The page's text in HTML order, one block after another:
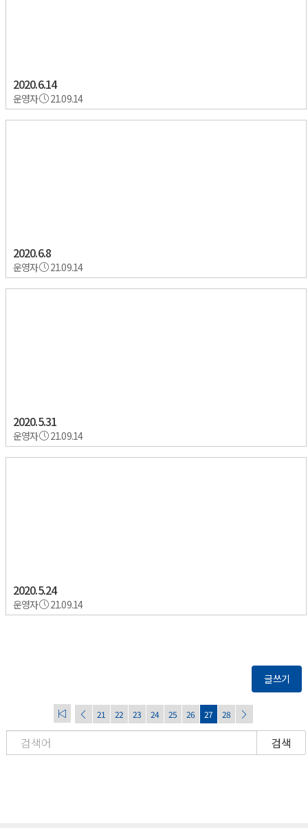
2020.6.14
운영자 21.09.14
2020.6.8
운영자 21.09.14
2020.5.31
운영자 21.09.14
2020.5.24
운영자 21.09.14
글쓰기
21 22 23 24 25 26 27 28
검색